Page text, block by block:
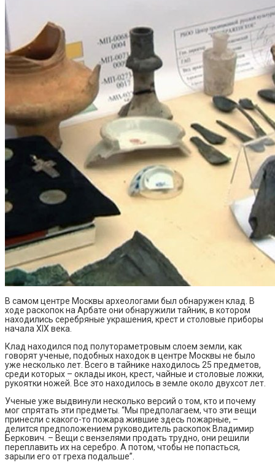
В самом центре Москвы археологами был обнаружен клад. В
ходе раскопок на Арбате они обнаружили тайник, в котором
находились серебряные украшения, крест и столовые приборы
начала XIX века.
Клад находился под полутораметровым слоем земли, как
говорят ученые, подобных находок в центре Москвы не было
уже несколько лет. Всего в тайнике находилось 25 предметов,
среди которых – оклады икон, крест, чайные и столовые ложки,
рукоятки ножей. Все это находилось в земле около двухсот лет.
Ученые уже выдвинули несколько версий о том, кто и почему
мог спрятать эти предметы. “Мы предполагаем, что эти вещи
принесли с какого-то пожара жившие здесь пожарные, –
делится предположением руководитель раскопок Владимир
Беркович. – Вещи с вензелями продать трудно, они решили
переплавить их на серебро. А потом, чтобы не попасться,
зарыли его от греха подальше”.